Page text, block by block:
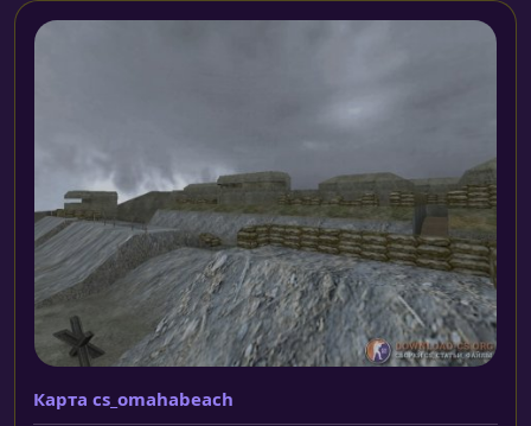
Карта cs_omahabeach